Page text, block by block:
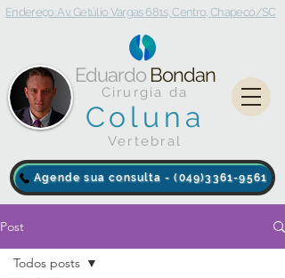
Agende sua consulta - (049)3361-9561
Eduardo Bondan
Cirurgia da
Coluna
Vertebral
Endereço: Av. Getúlio Vargas 681s, Centro, Chapecó/SC
Post
Todos posts